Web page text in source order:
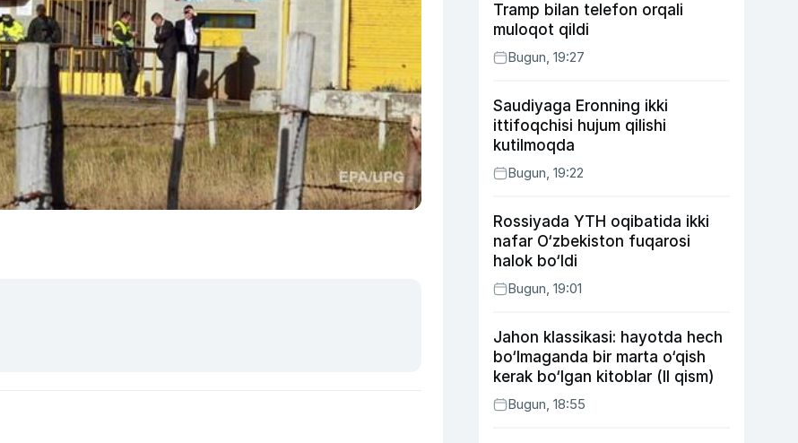
Tramp bilan telefon orqali
muloqot qildi
Bugun, 19:27
Saudiyaga Eronning ikki
ittifoqchisi hujum qilishi
kutilmoqda
Bugun, 19:22
Rossiyada YTH oqibatida ikki
nafar O‘zbekiston fuqarosi
halok bo‘ldi
Bugun, 19:01
Jahon klassikasi: hayotda hech
bo‘lmaganda bir marta o‘qish
kerak bo‘lgan kitoblar (II qism)
Bugun, 18:55